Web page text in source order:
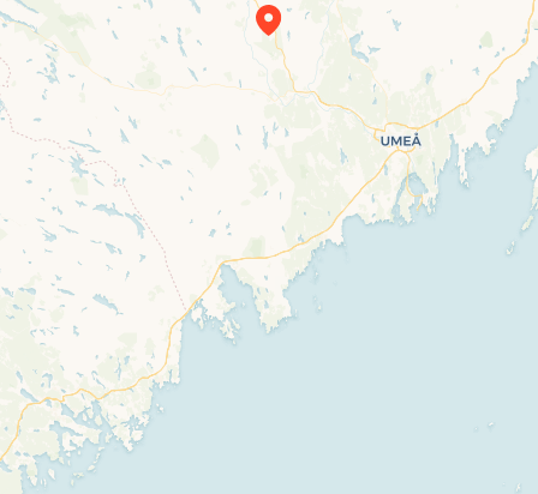
Travelers’ Map is loading…
If you see this after your page is loaded
completely, leafletJS files are missing.